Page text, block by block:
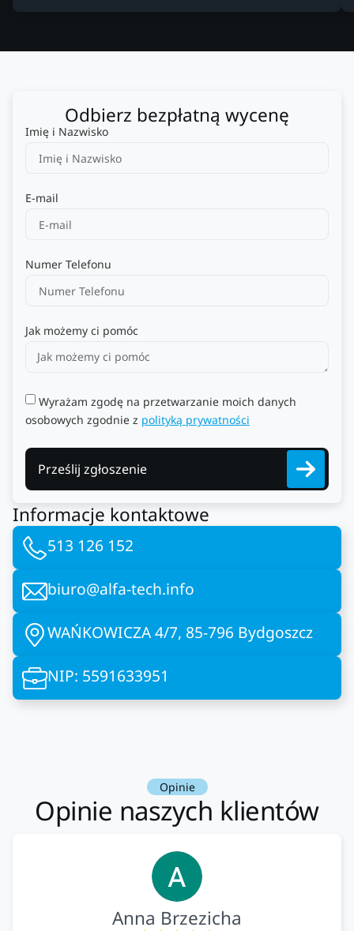
Odbierz bezpłatną wycenę
Imię i Nazwisko
E-mail
Numer Telefonu
Jak możemy ci pomóc
Wyrażam zgodę na przetwarzanie moich danych
osobowych zgodnie z polityką prywatności
Prześlij zgłoszenie
Informacje kontaktowe
513 126 152
biuro@alfa-tech.info
WAŃKOWICZA 4/7, 85-796 Bydgoszcz
NIP: 5591633951
Opinie
Opinie naszych klientów
Anna Brzezicha